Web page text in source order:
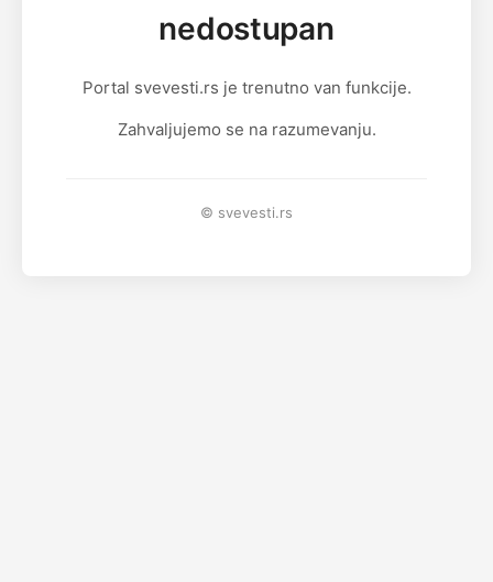
nedostupan
Portal svevesti.rs je trenutno van funkcije.
Zahvaljujemo se na razumevanju.
© svevesti.rs